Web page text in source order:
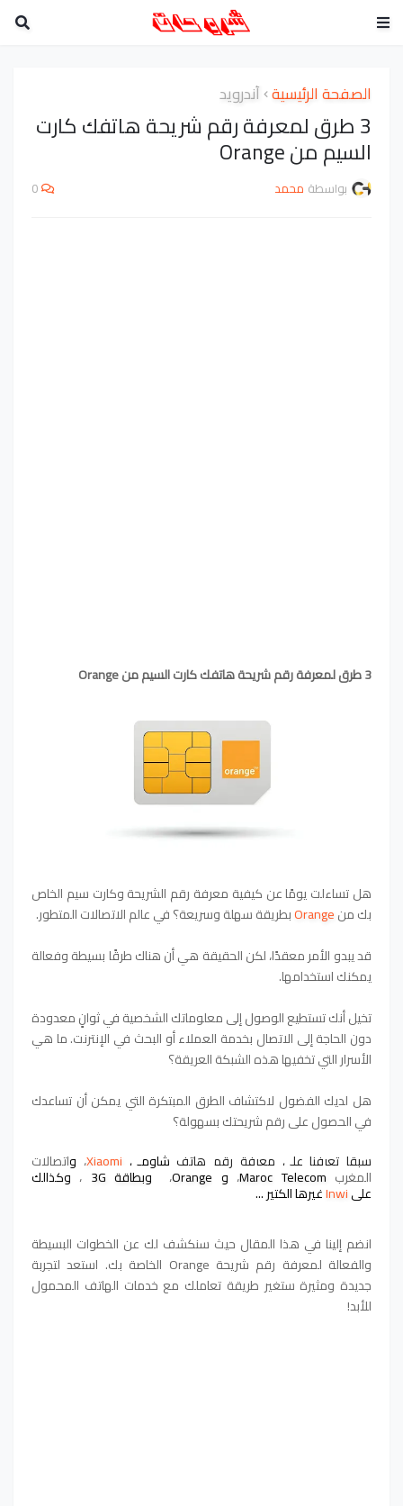
الصفحة الرئيسية أندرويد
3 طرق لمعرفة رقم شريحة هاتفك كارت
السيم من Orange
بواسطة محمد 0
3 طرق لمعرفة رقم شريحة هاتفك كارت السيم من Orange
هل تساءلت يومًا عن كيفية معرفة رقم الشريحة وكارت سيم الخاص
بك منOrangeبطريقة سهلة وسريعة؟ في عالم الاتصالات المتطور.
قد يبدو الأمر معقدًا، لكن الحقيقة هي أن هناك طرقًا بسيطة وفعالة
يمكنك استخدامها.
تخيل أنك تستطيع الوصول إلى معلوماتك الشخصية في ثوانٍ معدودة
دون الحاجة إلى الاتصال بخدمة العملاء أو البحث في الإنترنت. ما هي
الأسرار التي تخفيها هذه الشبكة العريقة؟
هل لديك الفضول لاكتشاف الطرق المبتكرة التي يمكن أن تساعدك
في الحصول على رقم شريحتك بسهولة؟
سبقا تعرفنا على معرفة رقم هاتف شاومي Xiaomi، واتصالات
المغرب Maroc Telecom، و Orange، وبطاقة 3G ، وكذالك
علىInwiغيرها الكتير ...
انضم إلينا في هذا المقال حيث سنكشف لك عن الخطوات البسيطة
والفعالة لمعرفة رقم شريحة Orange الخاصة بك. استعد لتجربة
جديدة ومثيرة ستغير طريقة تعاملك مع خدمات الهاتف المحمول
للأبد!